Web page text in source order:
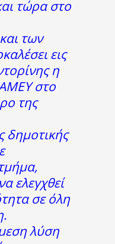
τώρα στο
των
εις
η
στο
της
δημοτικής
ελεγχθεί
σε όλη
λύση